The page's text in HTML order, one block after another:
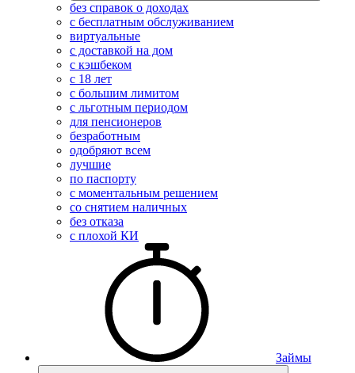
без справок о доходах
с бесплатным обслуживанием
виртуальные
с доставкой на дом
с кэшбеком
с 18 лет
с большим лимитом
с льготным периодом
для пенсионеров
безработным
одобряют всем
лучшие
по паспорту
с моментальным решением
со снятием наличных
без отказа
с плохой КИ
Займы